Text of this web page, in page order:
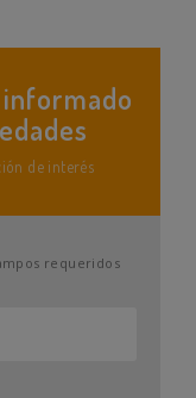
de interés
requeridos